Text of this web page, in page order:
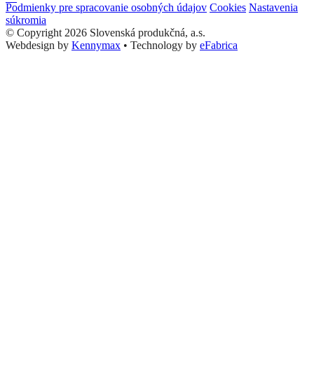
Podmienky pre spracovanie osobných údajov Cookies Nastavenia
súkromia
© Copyright 2026 Slovenská produkčná, a.s.
Webdesign by Kennymax • Technology by eFabrica